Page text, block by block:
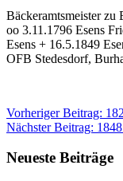
Bäckeramtsmeister zu
oo 3.11.1796 Esens
Esens + 16.5.1849
OFB Stedesdorf,
Vorheriger Beitrag:
Nächster Beitrag:
Neueste Beiträge